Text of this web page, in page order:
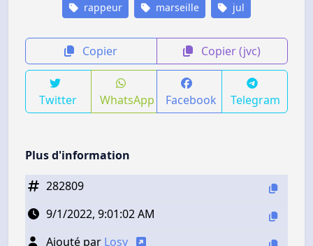
rappeur marseille jul
Copier Copier (jvc)
Twitter WhatsApp Facebook Telegram
Plus d'information
282809
9/1/2022, 9:01:02 AM
Ajouté par Losy